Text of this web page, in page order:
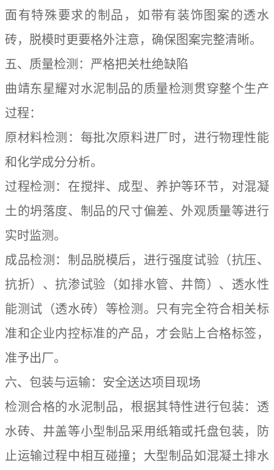
面有特殊要求的制品，如带有装饰图案的透水
砖，脱模时更要格外注意，确保图案完整清晰。
五、质量检测：严格把关杜绝缺陷
曲靖东星耀对水泥制品的质量检测贯穿整个生产
过程：
原材料检测：每批次原料进厂时，进行物理性能
和化学成分分析。
过程检测：在搅拌、成型、养护等环节，对混凝
土的坍落度、制品的尺寸偏差、外观质量等进行
实时监测。
成品检测：制品脱模后，进行强度试验（抗压、
抗折）、抗渗试验（如排水管、井筒）、透水性
能测试（透水砖）等检测。只有完全符合相关标
准和企业内控标准的产品，才会贴上合格标签，
准予出厂。
六、包装与运输：安全送达项目现场
检测合格的水泥制品，根据其特性进行包装：透
水砖、井盖等小型制品采用纸箱或托盘包装，防
止运输过程中相互碰撞；大型制品如混凝土排水